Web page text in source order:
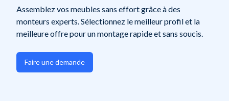
Assemblez vos meubles sans effort grâce à des
monteurs experts. Sélectionnez le meilleur profil et la
meilleure offre pour un montage rapide et sans soucis.
Faire une demande